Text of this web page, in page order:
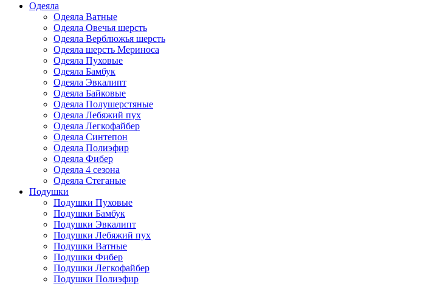
Одеяла
Одеяла Ватные
Одеяла Овечья шерсть
Одеяла Верблюжья шерсть
Одеяла шерсть Мериноса
Одеяла Пуховые
Одеяла Бамбук
Одеяла Эвкалипт
Одеяла Байковые
Одеяла Полушерстяные
Одеяла Лебяжий пух
Одеяла Легкофайбер
Одеяла Синтепон
Одеяла Полиэфир
Одеяла Фибер
Одеяла 4 сезона
Одеяла Стеганые
Подушки
Подушки Пуховые
Подушки Бамбук
Подушки Эвкалипт
Подушки Лебяжий пух
Подушки Ватные
Подушки Фибер
Подушки Легкофайбер
Подушки Полиэфир